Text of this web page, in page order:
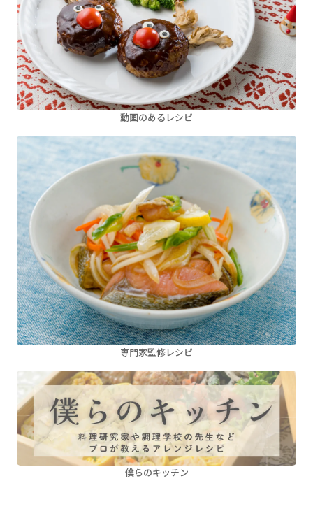
動画のあるレシピ
専門家監修レシピ
僕らのキッチン